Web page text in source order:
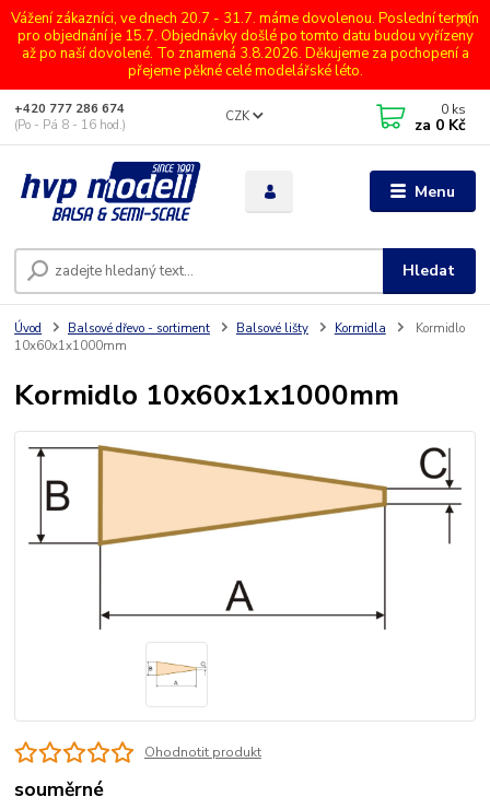
Vážení zákazníci, ve dnech 20.7 - 31.7. máme dovolenou. Poslední termín
pro objednání je 15.7. Objednávky došlé po tomto datu budou vyřízeny
až po naší dovolené. To znamená 3.8.2026. Děkujeme za pochopení a
přejeme pěkné celé modelářské léto.
Menu
CZK
Hledat
+420 777 286 674
(Po - Pá 8 - 16 hod.)
0 ks
za 0 Kč
Úvod Balsové dřevo - sortiment Balsové lišty Kormidla
Kormidlo
10x60x1x1000mm
Kormidlo 10x60x1x1000mm
Ohodnotit produkt
souměrné